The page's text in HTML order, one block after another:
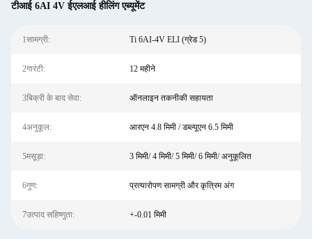
टीआई 6AI 4V ईएलआई हीलिंग एब्यूमेंट
1सामग्री: Ti 6AI-4V ELI (ग्रेड 5)
2गारंटी: 12 महीने
3बिक्री के बाद सेवा: ऑनलाइन तकनीकी सहायता
4अनुकूल: आरएन 4.8 मिमी / डब्ल्यूएन 6.5 मिमी
5मसूड़ा: 3 मिमी/ 4 मिमी/ 5 मिमी/ 6 मिमी/ अनुकूलित
6गुण: प्रत्यारोपण सामग्री और कृत्रिम अंग
7उत्पाद सहिष्णुता: +-0.01 मिमी